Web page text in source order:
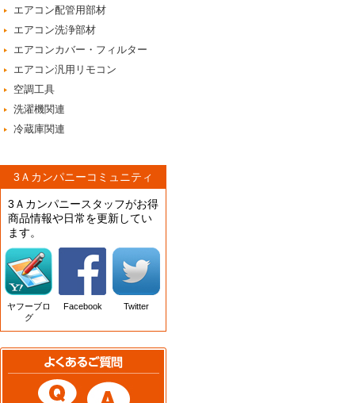
エアコン配管用部材
エアコン洗浄部材
エアコンカバー・フィルター
エアコン汎用リモコン
空調工具
洗濯機関連
冷蔵庫関連
3Ａカンパニーコミュニティ
3Ａカンパニースタッフがお得
商品情報や日常を更新してい
ます。
ヤフーブロ
グ
Facebook Twitter